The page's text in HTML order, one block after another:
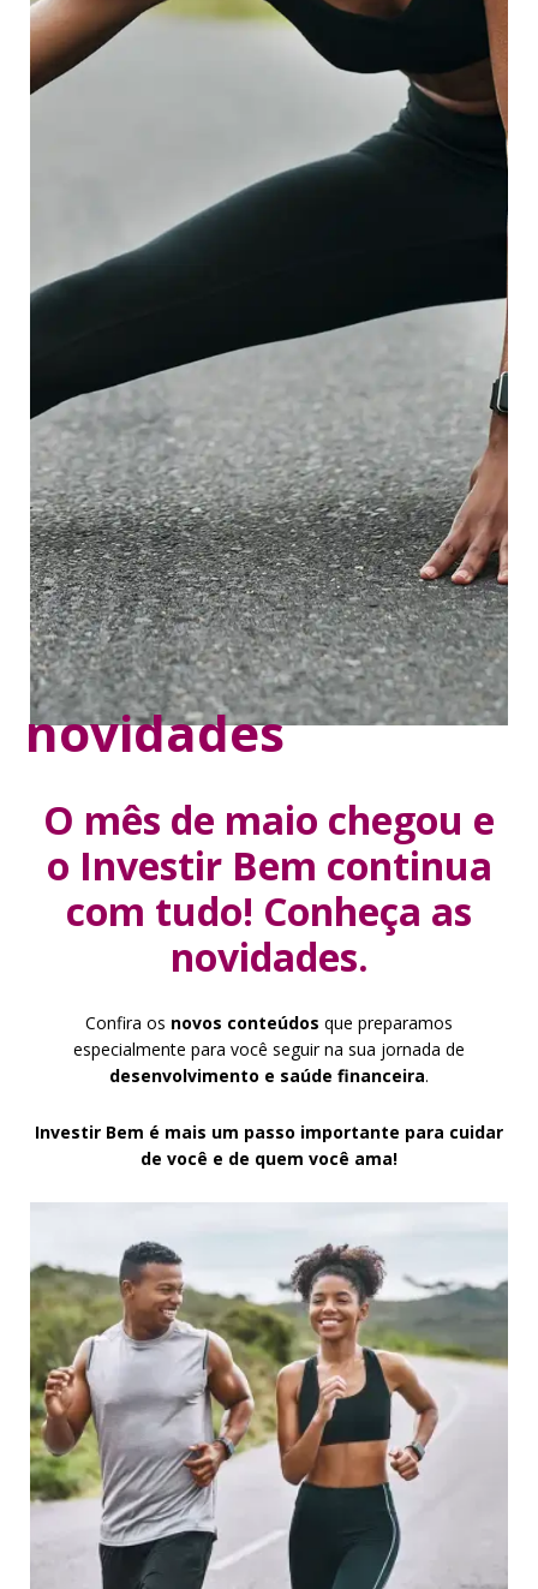
novidades
O mês de maio chegou e
o Investir Bem continua
com tudo! Conheça as
novidades.
Confira os novos conteúdos que preparamos
especialmente para você seguir na sua jornada de
desenvolvimento e saúde financeira.
Investir Bem é mais um passo importante para cuidar
de você e de quem você ama!